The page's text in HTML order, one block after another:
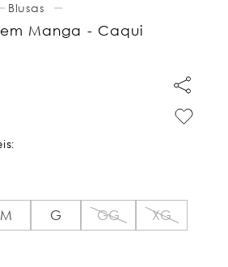
Blusas
Manga - Caqui
M G GG
XG